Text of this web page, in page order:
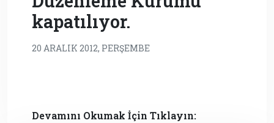
kapatılıyor.
20 ARALIK 2012, PERŞEMBE
Devamını Okumak İçin Tıklayın: